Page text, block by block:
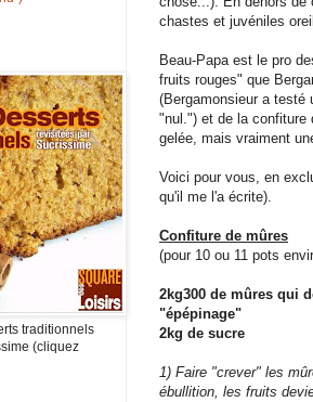
chastes et juvéniles
Beau-Papa est le pro
fruits rouges" que
(Bergamonsieur a testé
"nul.") et de la confiture
gelée, mais vraiment
Voici pour vous, en
qu'il me l'a écrite).
Confiture de mûres
(pour 10 ou 11 pots
2kg300 de mûres qui
"épépinage"
2kg de sucre
1) Faire "crever" les
ébullition, les fruits
traditionnels
(cliquez